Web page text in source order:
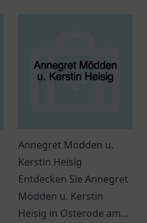
Annegret Mödden u.
Kerstin Heisig
Entdecken Sie Annegret
Mödden u. Kerstin
Heisig in Osterode am